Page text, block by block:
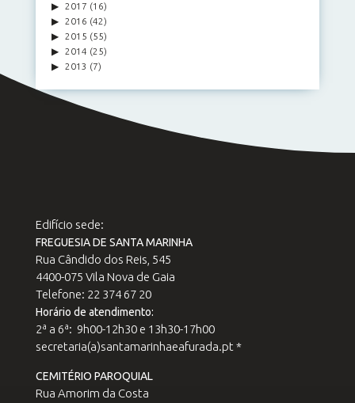
2017 (16)
2016 (42)
2015 (55)
2014 (25)
2013 (7)
Edifício sede:
FREGUESIA DE SANTA MARINHA
Rua Cândido dos Reis, 545
4400-075 Vila Nova de Gaia
Telefone: 22 374 67 20
Horário de atendimento:
2ª a 6ª: 9h00-12h30 e 13h30-17h00
secretaria(a)santamarinhaeafurada.pt *
CEMITÉRIO PAROQUIAL
Rua Amorim da Costa